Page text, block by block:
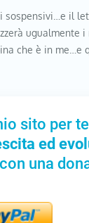
sospensivi…e il
ugualmente
che è in me…e
sito per
ed
una